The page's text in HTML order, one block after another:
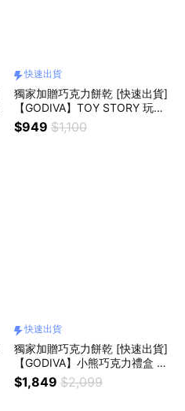
快速出貨
獨家加贈巧克力餅乾 [快速出貨]
【GODIVA】TOY STORY 玩具
總動員 巧克力禮盒
$949 $1,100
快速出貨
獨家加贈巧克力餅乾 [快速出貨]
【GODIVA】小熊巧克力禮盒 5
入G Cube 松露巧克力｜愛你一
世久久❤️
$1,849 $2,099